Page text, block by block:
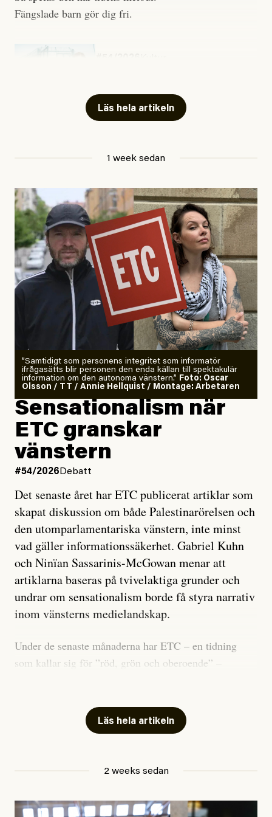
Fängslade barn gör dig fri.
Läs hela artikeln
1 week sedan
”Samtidigt som personens integritet som informatör
ifrågasätts blir personen den enda källan till spektakulär
information om den autonoma vänstern.” Foto: Oscar
Olsson / TT / Annie Hellquist / Montage: Arbetaren
Sensationalism när
ETC granskar
vänstern
#54/2026 Debatt
Det senaste året har ETC publicerat artiklar som
skapat diskussion om både Palestinarörelsen och
den utomparlamentariska vänstern, inte minst
vad gäller informationssäkerhet. Gabriel Kuhn
och Ninïan Sassarinis-McGowan menar att
artiklarna baseras på tvivelaktiga grunder och
undrar om sensationalism borde få styra narrativ
inom vänsterns medielandskap.
Under de senaste månaderna har ETC – en tidning
som kallar sig för ”röd, grön och oberoende” –
skriver för? Vad betyder det att vara en ”röd, grön och
oberoende” tidning? Och vad är egentligen bra
utpekas som israelisk infiltratör”. Enligt ingressen
Läs hela artikeln
2 weeks sedan